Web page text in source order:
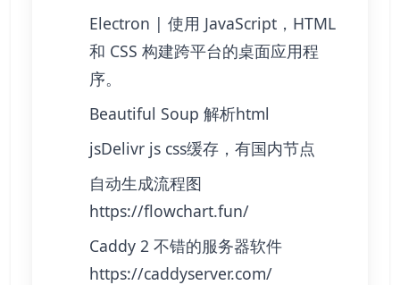
Electron | 使用 JavaScript，HTML
和 CSS 构建跨平台的桌面应用程
序。
Beautiful Soup 解析html
jsDelivr js css缓存，有国内节点
自动生成流程图
https://flowchart.fun/
Caddy 2 不错的服务器软件
https://caddyserver.com/